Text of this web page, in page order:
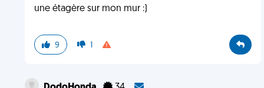
une étagère sur mon mur :)
9 1